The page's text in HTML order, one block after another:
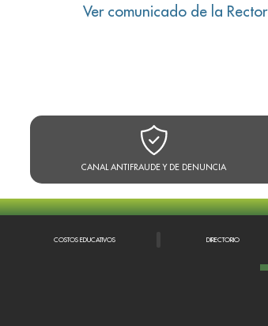
CANAL ANTIFRAUDE Y DE DENUNCIA
Ver comunicado de la
COSTOS EDUCATIVOS DIRECTORIO